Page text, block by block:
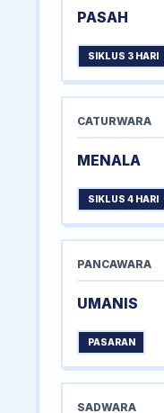
PASAH
SIKLUS 3 HARI
CATURWARA
MENALA
SIKLUS 4 HARI
PANCAWARA
UMANIS
PASARAN
SADWARA